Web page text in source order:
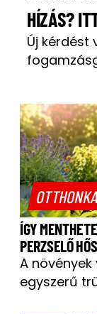
HÍZÁS?
Új kérdést
OTTHONKA
ÍGY
PERZSELŐ
A
egyszerű